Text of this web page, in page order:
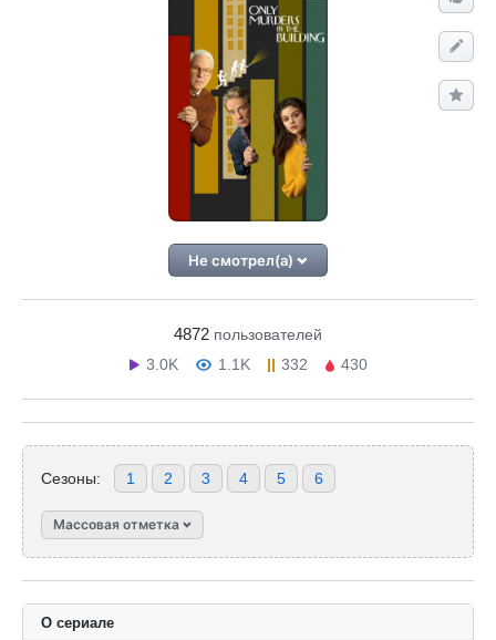
Не смотрел(а)
4872 пользователей
3.0K
1.1K 332 430
Сезоны: 1 2 3 4 5 6
Массовая отметка
О сериале